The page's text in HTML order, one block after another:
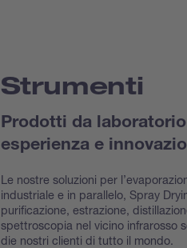
Strumenti
Prodotti da
esperienza e
Le nostre soluzioni per
industriale e in parallelo, Spray
purificazione, estrazione,
spettroscopia nel vicino infrarosso
die nostri clienti di tutto il mondo.